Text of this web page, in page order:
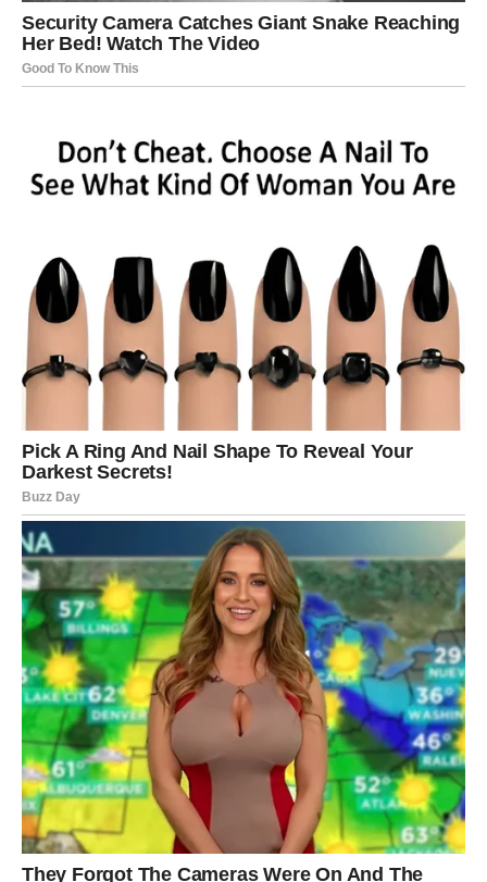
ŠKORPIJA – istina izlazi na
Škorpije ulaze u period transformacije. Neke skrivene
istine mogu izaći na površinu, ali to će vam pomoći da
U ljubavi dolazi razjašnjenje koje donosi novu snagu.
STRELAC – nove prilike
Strelčevi ulaze u period novih mogućnosti. Moguće je
putovanje, susret ili projekat koji donosi promenu u
vašem životu.
U ljubavi dolazi više spontanosti i radosti.
JARAC – trud se isplaćuje
Jarčevi ulaze u period kada se njihov trud konačno
primećuje. Na poslovnom planu moguće su dobre vesti ili
priznanje.
U ljubavi dolazi stabilnost i osećaj sigurnosti.